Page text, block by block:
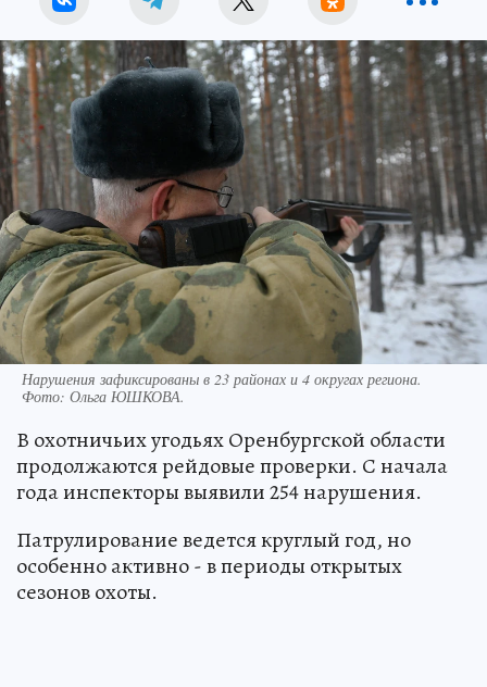
Нарушения зафиксированы в 23 районах и 4 округах региона.
Фото: Ольга ЮШКОВА.
В охотничьих угодьях Оренбургской области
продолжаются рейдовые проверки. С начала
года инспекторы выявили 254 нарушения.
Патрулирование ведется круглый год, но
особенно активно - в периоды открытых
сезонов охоты.